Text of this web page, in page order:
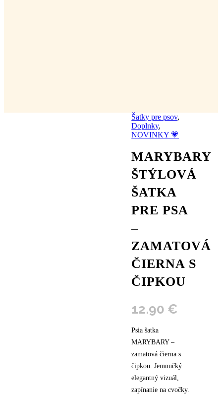
Šatky pre psov,
Doplnky,
NOVINKY 💗
MARYBARY
ŠTÝLOVÁ
ŠATKA
PRE PSA
–
ZAMATOVÁ
ČIERNA S
ČIPKOU
12.90 €
Psia šatka
MARYBARY –
zamatová čierna s
čipkou. Jemnučký
elegantný vizuál,
zapínanie na cvočky.